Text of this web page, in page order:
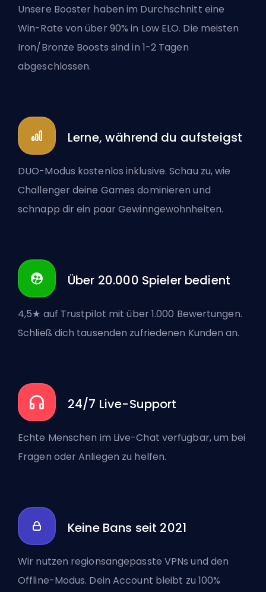
Unsere Booster haben im Durchschnitt eine
Win-Rate von über 90% in Low ELO. Die meisten
Iron/Bronze Boosts sind in 1-2 Tagen
abgeschlossen.
Lerne, während du aufsteigst
DUO-Modus kostenlos inklusive. Schau zu, wie
Challenger deine Games dominieren und
schnapp dir ein paar Gewinngewohnheiten.
Über 20.000 Spieler bedient
4,5★ auf Trustpilot mit über 1.000 Bewertungen.
Schließ dich tausenden zufriedenen Kunden an.
24/7 Live-Support
Echte Menschen im Live-Chat verfügbar, um bei
Fragen oder Anliegen zu helfen.
Keine Bans seit 2021
Wir nutzen regionsangepasste VPNs und den
Offline-Modus. Dein Account bleibt zu 100%